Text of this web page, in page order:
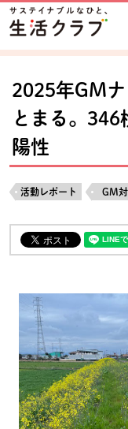
ページの先頭です。
本文へジャンプする。
ここからサイト内共
サイト内共通メニュ
サイト内共通メニュ
2025年GM
とまる。346
陽性
活動レポート GM